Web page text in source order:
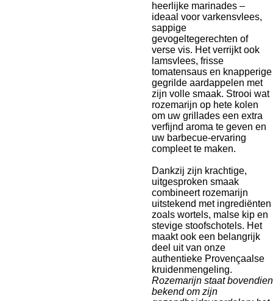
heerlijke marinades –
ideaal voor varkensvlees,
sappige
gevogeltegerechten of
verse vis. Het verrijkt ook
lamsvlees, frisse
tomatensaus en knapperige
gegrilde aardappelen met
zijn volle smaak. Strooi wat
rozemarijn op hete kolen
om uw grillades een extra
verfijnd aroma te geven en
uw barbecue-ervaring
compleet te maken.
Dankzij zijn krachtige,
uitgesproken smaak
combineert rozemarijn
uitstekend met ingrediënten
zoals wortels, malse kip en
stevige stoofschotels. Het
maakt ook een belangrijk
deel uit van onze
authentieke Provençaalse
kruidenmengeling.
Rozemarijn staat bovendien
bekend om zijn